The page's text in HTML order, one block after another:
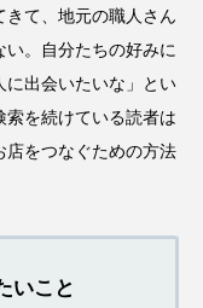
きて、地元の職人さん
。自分たちの好みに
に出会いたいな」とい
索を続けている読者は
店をつなぐための方法
いこと